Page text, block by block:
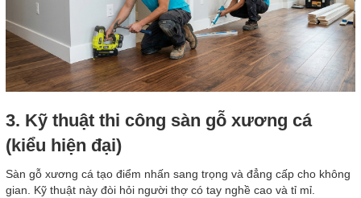
3. Kỹ thuật thi công sàn gỗ xương cá
(kiểu hiện đại)
Sàn gỗ xương cá tạo điểm nhấn sang trọng và đẳng cấp cho không
gian. Kỹ thuật này đòi hỏi người thợ có tay nghề cao và tỉ mỉ.